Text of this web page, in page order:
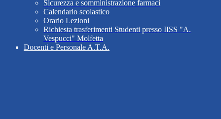
Sicurezza e somministrazione farmaci
Calendario scolastico
Orario Lezioni
Richiesta trasferimenti Studenti presso IISS "A.
Vespucci" Molfetta
Docenti e Personale A.T.A.